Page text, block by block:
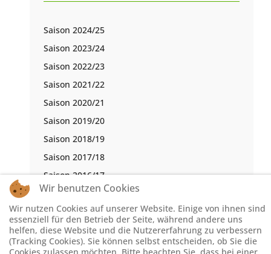
Saison 2024/25
Saison 2023/24
Saison 2022/23
Saison 2021/22
Saison 2020/21
Saison 2019/20
Saison 2018/19
Saison 2017/18
Saison 2016/17
© Schachbezirk Hochsauerland 2026, Powered by Theme-
Point. Design byTheme-Point
Wir benutzen Cookies
Wir nutzen Cookies auf unserer Website. Einige von ihnen sind
essenziell für den Betrieb der Seite, während andere uns
helfen, diese Website und die Nutzererfahrung zu verbessern
(Tracking Cookies). Sie können selbst entscheiden, ob Sie die